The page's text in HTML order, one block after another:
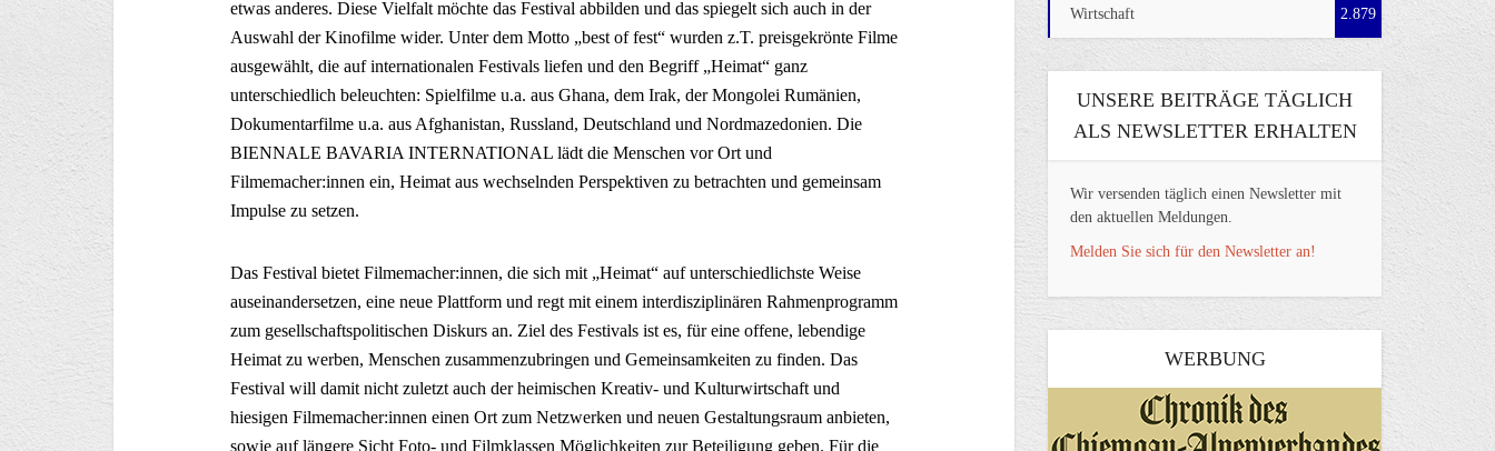
etwas anderes. Diese Vielfalt möchte das Festival abbilden und das spiegelt sich auch in der
Auswahl der Kinofilme wider. Unter dem Motto „best of fest“ wurden z.T. preisgekrönte Filme
ausgewählt, die auf internationalen Festivals liefen und den Begriff „Heimat“ ganz
unterschiedlich beleuchten: Spielfilme u.a. aus Ghana, dem Irak, der Mongolei Rumänien,
Dokumentarfilme u.a. aus Afghanistan, Russland, Deutschland und Nordmazedonien. Die
BIENNALE BAVARIA INTERNATIONAL lädt die Menschen vor Ort und
Filmemacher:innen ein, Heimat aus wechselnden Perspektiven zu betrachten und gemeinsam
Impulse zu setzen.
Das Festival bietet Filmemacher:innen, die sich mit „Heimat“ auf unterschiedlichste Weise
auseinandersetzen, eine neue Plattform und regt mit einem interdisziplinären Rahmenprogramm
zum gesellschaftspolitischen Diskurs an. Ziel des Festivals ist es, für eine offene, lebendige
Heimat zu werben, Menschen zusammenzubringen und Gemeinsamkeiten zu finden. Das
Festival will damit nicht zuletzt auch der heimischen Kreativ- und Kulturwirtschaft und
hiesigen Filmemacher:innen einen Ort zum Netzwerken und neuen Gestaltungsraum anbieten,
sowie auf längere Sicht Foto- und Filmklassen Möglichkeiten zur Beteiligung geben. Für die
Wirtschaft 2.879
UNSERE BEITRÄGE TÄGLICH
ALS NEWSLETTER ERHALTEN
Wir versenden täglich einen Newsletter mit
den aktuellen Meldungen.
Melden Sie sich für den Newsletter an!
WERBUNG